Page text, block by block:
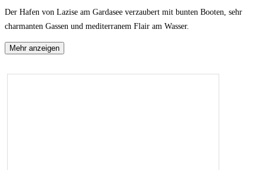
Der Hafen von Lazise am Gardasee verzaubert mit bunten Booten, sehr
charmanten Gassen und mediterranem Flair am Wasser.
Mehr anzeigen